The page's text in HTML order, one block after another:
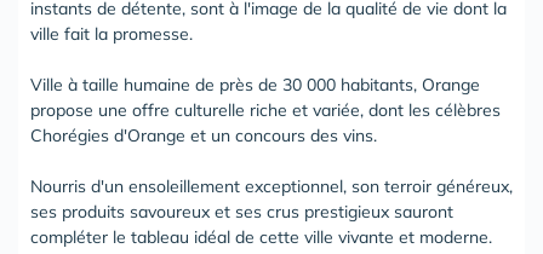
instants de détente, sont à l'image de la qualité de vie dont la
ville fait la promesse.
Ville à taille humaine de près de 30 000 habitants, Orange
propose une offre culturelle riche et variée, dont les célèbres
Chorégies d'Orange et un concours des vins.
Nourris d'un ensoleillement exceptionnel, son terroir généreux,
ses produits savoureux et ses crus prestigieux sauront
compléter le tableau idéal de cette ville vivante et moderne.